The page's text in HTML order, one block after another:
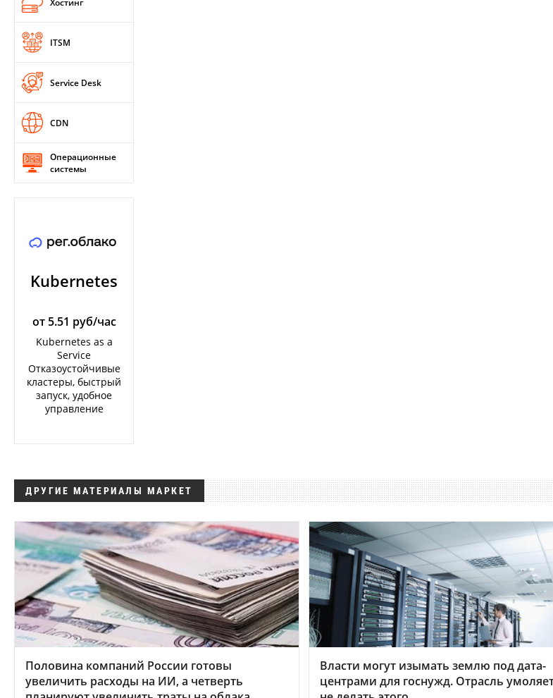
ITSM
Service Desk
CDN
Операционные
системы
Kubernetes
от 5.51 руб/час
Kubernetes as a
Service
Отказоустойчивые
кластеры, быстрый
запуск, удобное
управление
ДРУГИЕ МАТЕРИАЛЫ МАРКЕТ
Половина компаний России готовы
увеличить расходы на ИИ, а четверть
Власти могут изымать землю под дата-
центрами для госнужд. Отрасль